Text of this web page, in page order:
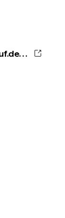
🔵 https://sondermetalle-ankauf.de/ratgeber/tantal-reststoffe-richtig-erfassen